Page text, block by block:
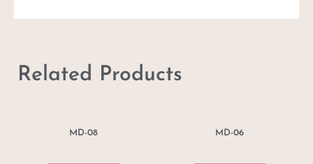
Related Products
MD-08 MD-06